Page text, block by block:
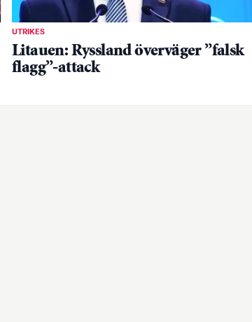
UTRIKES
Litauen: Ryssland överväger ”falsk
flagg”-attack